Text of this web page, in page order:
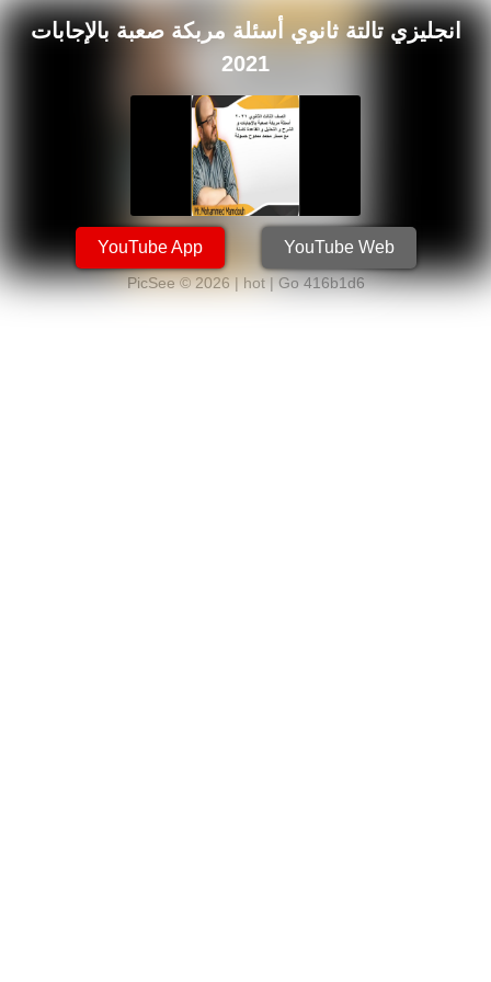
انجليزي تالتة ثانوي أسئلة مربكة صعبة بالإجابات
2021
YouTube App YouTube Web
PicSee © 2026 | hot |Go 416b1d6